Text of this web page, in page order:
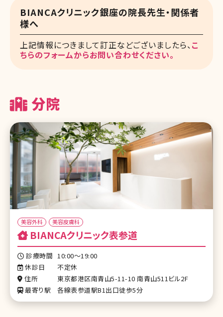
BIANCAクリニック銀座の院長先生・関係者
様へ
上記情報につきまして訂正などございましたら、 こ
ちらのフォームからお問い合わせください。
分院
美容外科 美容皮膚科
BIANCAクリニック表参道
診療時間 10:00～19:00
休診日
不定休
住所
東京都港区南青山5-11-10 南青山511ビル2F
最寄り駅
各線表参道駅B1出口徒歩5分